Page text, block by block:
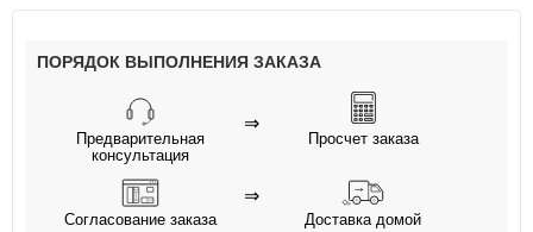
ПОРЯДОК ВЫПОЛНЕНИЯ ЗАКАЗА
Предварительная
консультация
⇒
Просчет заказа
Согласование заказа
⇒
Доставка домой